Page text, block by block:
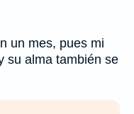
un mes, pues mi
su alma también se